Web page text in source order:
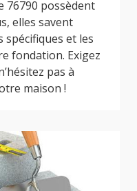
76790 possèdent
elles savent
spécifiques et les
fondation. Exigez
pas à
maison !